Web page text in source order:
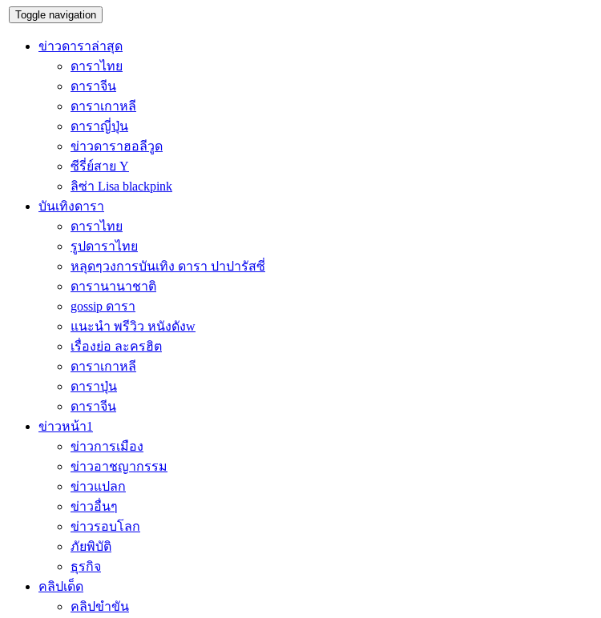
Toggle navigation
ข่าวดาราล่าสุด
ดาราไทย
ดาราจีน
ดาราเกาหลี
ดาราญี่ปุ่น
ข่าวดาราฮอลีวูด
ซีรี่ย์สาย Y
ลิซ่า Lisa blackpink
บันเทิงดารา
ดาราไทย
รูปดาราไทย
หลุดๆวงการบันเทิง ดารา ปาปารัสซี่
ดารานานาชาติ
gossip ดารา
แนะนำ พรีวิว หนังดังw
เรื่องย่อ ละครฮิต
ดาราเกาหลี
ดาราปุ่น
ดาราจีน
ข่าวหน้า1
ข่าวการเมือง
ข่าวอาชญากรรม
ข่าวแปลก
ข่าวอื่นๆ
ข่าวรอบโลก
ภัยพิบัติ
ธุรกิจ
คลิปเด็ด
คลิปขำขัน